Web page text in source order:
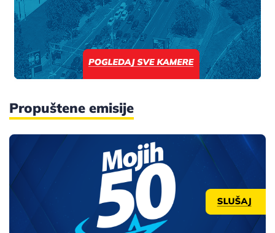
Propuštene emisije